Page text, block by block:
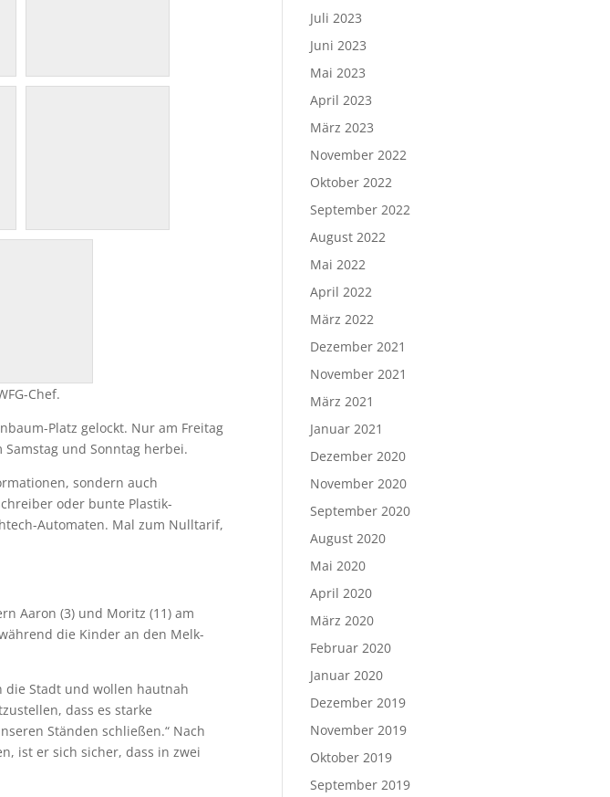
Chef.
Platz gelockt. Nur am Freitag
und Sonntag herbei.
sondern auch
oder bunte Plastik-
Automaten. Mal zum Nulltarif,
Aaron (3) und Moritz (11) am
die Kinder an den Melk-
die Stadt und wollen hautnah
dass es starke
Ständen schließen.“ Nach
ist er sich sicher, dass in zwei
Juli 2023
Juni 2023
Mai 2023
April 2023
März 2023
November 2022
Oktober 2022
September 2022
August 2022
Mai 2022
April 2022
März 2022
Dezember 2021
November 2021
März 2021
Januar 2021
Dezember 2020
November 2020
September 2020
August 2020
Mai 2020
April 2020
März 2020
Februar 2020
Januar 2020
Dezember 2019
November 2019
Oktober 2019
September 2019